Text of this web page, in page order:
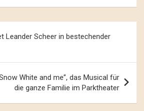
Leander Scheer in bestechender
White and me”, das Musical für
die ganze Familie im Parktheater